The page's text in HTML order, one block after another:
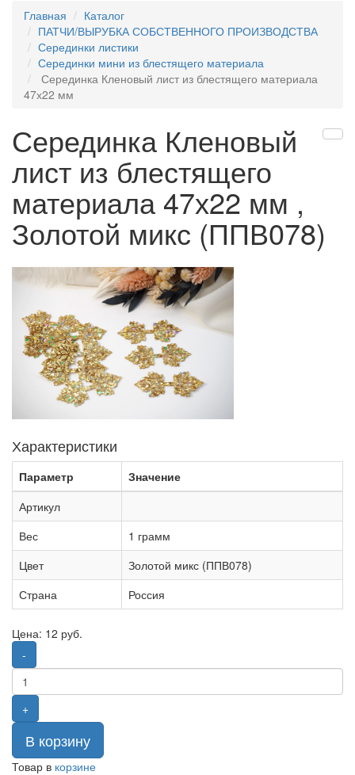
Главная
Каталог
ПАТЧИ/ВЫРУБКА СОБСТВЕННОГО ПРОИЗВОДСТВА
Серединки листики
Серединки мини из блестящего материала
Серединка Кленовый лист из блестящего материала
47х22 мм
Серединка Кленовый
лист из блестящего
материала 47х22 мм ,
Золотой микс (ППВ078)
Характеристики
Параметр
Значение
Артикул
Вес
1 грамм
Цвет
Золотой микс (ППВ078)
Страна
Россия
Цена: 12 руб.
-
+
В корзину
Товар в корзине